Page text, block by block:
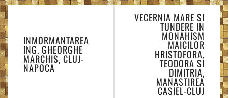
Navigare
în
articole
INMORMANTAREA
ING. GHEORGHE
MARCHIS, CLUJ-
NAPOCA
VECERNIA MARE SI
TUNDERE IN
MONAHISM
MAICILOR
HRISTOFORA,
TEODORA SI
DIMITRIA,
MANASTIREA
CASIEL-CLUJ